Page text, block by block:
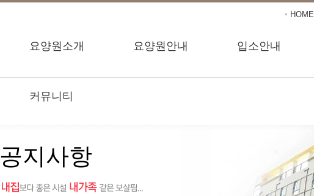
HOME
요양원소개 요양원안내 입소안내
커뮤니티
공지사항